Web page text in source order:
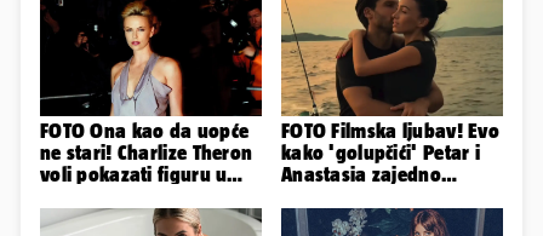
FOTO Ona kao da uopće
ne stari! Charlize Theron
voli pokazati figuru u
FOTO Filmska ljubav! Evo
kako 'golupčići' Petar i
Anastasia zajedno